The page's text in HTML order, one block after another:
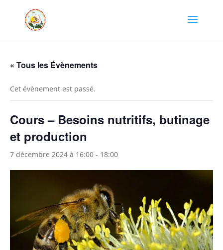
« Tous les Évènements
Cet évènement est passé.
Cours – Besoins nutritifs, butinage
et production
7 décembre 2024 à 16:00 - 18:00